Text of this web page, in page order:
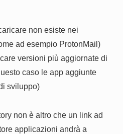
non esiste nei
ad esempio ProtonMail)
versioni più aggiornate di
caso le app aggiunte
sviluppo)
non è altro che un link ad
applicazioni andrà a